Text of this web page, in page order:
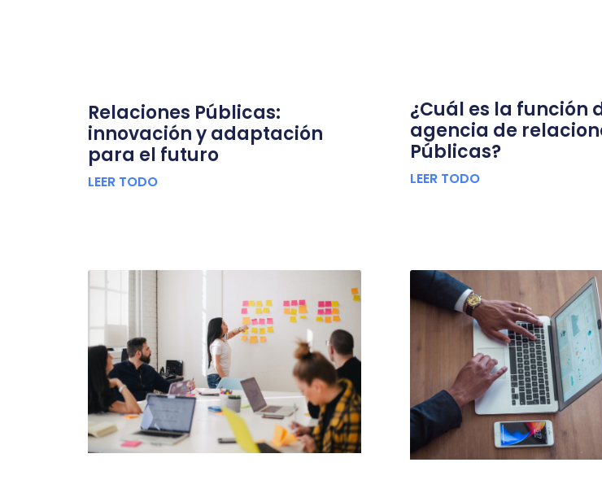
Relaciones Públicas:
innovación y adaptación
para el futuro
LEER TODO
¿Cuál es la función
agencia de
Públicas?
LEER TODO